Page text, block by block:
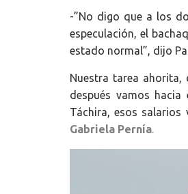
-”No digo que a los
especulación, el
estado normal”, dijo
Nuestra tarea ahorita,
después vamos
Táchira, esos salarios
Gabriela Pernía.